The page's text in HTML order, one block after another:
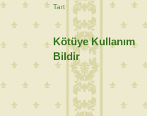
Tart
Kötüye Kullanım
Bildir